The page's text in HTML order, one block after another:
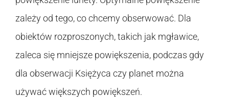
zależy od tego, co chcemy obserwować. Dla
obiektów rozproszonych, takich jak mgławice,
zaleca się mniejsze powiększenia, podczas gdy
dla obserwacji Księżyca czy planet można
używać większych powiększeń.